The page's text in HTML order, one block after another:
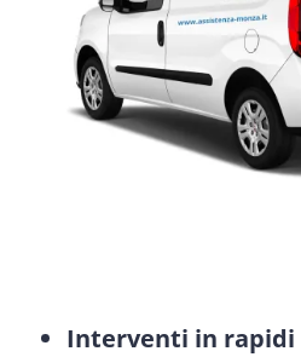
Interventi in rapidi